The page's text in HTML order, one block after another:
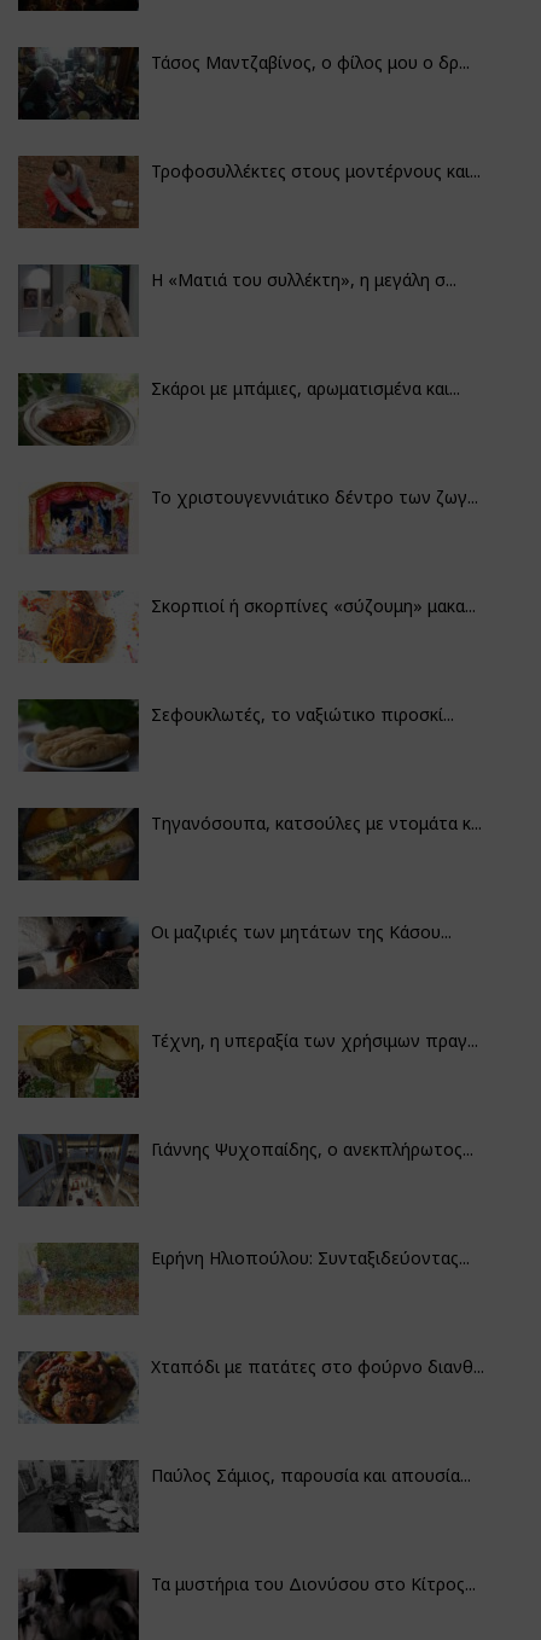
Τάσος Μαντζαβίνος, ο φίλος μου ο δρ...
Τροφοσυλλέκτες στους μοντέρνους και...
H «Ματιά του συλλέκτη», η μεγάλη σ...
Σκάροι με μπάμιες, αρωματισμένα και...
Το χριστουγεννιάτικο δέντρο των ζωγ...
Σκορπιοί ή σκορπίνες «σύζουμη» μακα...
Σεφουκλωτές, το ναξιώτικο πιροσκί...
Τηγανόσουπα, κατσούλες με ντομάτα κ...
Οι μαζιριές των μητάτων της Κάσου...
Τέχνη, η υπεραξία των χρήσιμων πραγ...
Γιάννης Ψυχοπαίδης, ο ανεκπλήρωτος...
Ειρήνη Ηλιοπούλου: Συνταξιδεύοντας...
Χταπόδι με πατάτες στο φούρνο διανθ...
Παύλος Σάμιος, παρουσία και απουσία...
Τα μυστήρια του Διονύσου στο Κίτρος...